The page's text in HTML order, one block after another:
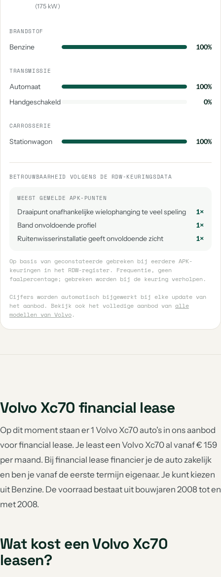
(175 kW)
BRANDSTOF
Benzine 100%
TRANSMISSIE
Automaat
100%
Handgeschakeld
0%
CARROSSERIE
Stationwagon 100%
BETROUWBAARHEID VOLGENS DE RDW-KEURINGSDATA
MEEST GEMELDE APK-PUNTEN
Draaipunt onafhankelijke wielophanging te veel speling
1×
Band onvoldoende profiel
1×
Ruitenwisserinstallatie geeft onvoldoende zicht
1×
Op basis van geconstateerde gebreken bij eerdere APK-
keuringen in het RDW-register. Frequentie, geen
faalpercentage; gebreken worden bij de keuring verholpen.
Cijfers worden automatisch bijgewerkt bij elke update van
het aanbod. Bekijk ook het volledige aanbod van alle
modellen van Volvo.
Volvo Xc70 financial lease
Op dit moment staan er 1 Volvo Xc70 auto's in ons aanbod
voor financial lease. Je least een Volvo Xc70 al vanaf € 159
per maand. Bij financial lease financier je de auto zakelijk
en ben je vanaf de eerste termijn eigenaar. Je kunt kiezen
uit Benzine. De voorraad bestaat uit bouwjaren 2008 tot en
met 2008.
Wat kost een Volvo Xc70
leasen?